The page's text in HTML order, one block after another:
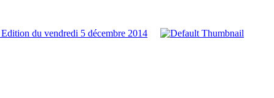
du vendredi 5 décembre 2014